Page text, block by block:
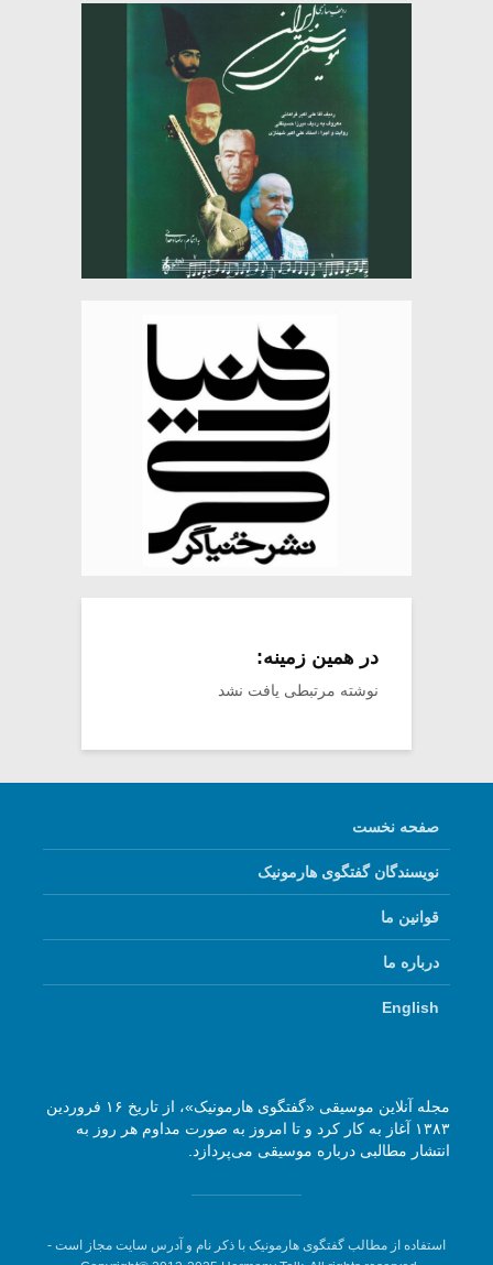
در همین زمینه:
نوشته مرتبطی یافت نشد
صفحه نخست
نویسندگان گفتگوی هارمونیک
قوانین ما
درباره ما
English
مجله آنلاین موسیقی «گفتگوی هارمونیک»، از تاریخ ۱۶ فروردین
۱۳۸۳ آغاز به کار کرد و تا امروز به صورت مداوم هر روز به
انتشار مطالبی درباره موسیقی می‌پردازد.
استفاده از مطالب گفتگوی هارمونیک با ذکر نام و آدرس سایت مجاز است -